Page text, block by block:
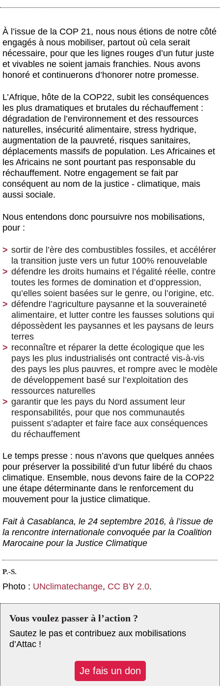
À l’issue de la COP 21, nous nous étions de notre côté
engagés à nous mobiliser, partout où cela serait
nécessaire, pour que les lignes rouges d’un futur juste
et vivables ne soient jamais franchies. Nous avons
honoré et continuerons d’honorer notre promesse.
L’Afrique, hôte de la COP22, subit les conséquences
les plus dramatiques et brutales du réchauffement :
dégradation de l’environnement et des ressources
naturelles, insécurité alimentaire, stress hydrique,
augmentation de la pauvreté, risques sanitaires,
déplacements massifs de population. Les Africaines et
les Africains ne sont pourtant pas responsable du
réchauffement. Notre engagement se fait par
conséquent au nom de la justice - climatique, mais
aussi sociale.
Nous entendons donc poursuivre nos mobilisations,
pour :
sortir de l’ère des combustibles fossiles, et accélérer
la transition juste vers un futur 100% renouvelable
défendre les droits humains et l’égalité réelle, contre
toutes les formes de domination et d’oppression,
qu’elles soient basées sur le genre, ou l’origine, etc.
défendre l’agriculture paysanne et la souveraineté
alimentaire, et lutter contre les fausses solutions qui
dépossèdent les paysannes et les paysans de leurs
terres
reconnaître et réparer la dette écologique que les
pays les plus industrialisés ont contracté vis-à-vis
des pays les plus pauvres, et rompre avec le modèle
de développement basé sur l’exploitation des
ressources naturelles
garantir que les pays du Nord assument leur
responsabilités, pour que nos communautés
puissent s’adapter et faire face aux conséquences
du réchauffement
Le temps presse : nous n’avons que quelques années
pour préserver la possibilité d’un futur libéré du chaos
climatique. Ensemble, nous devons faire de la COP22
une étape déterminante dans le renforcement du
mouvement pour la justice climatique.
Fait à Casablanca, le 24 septembre 2016, à l’issue de
la rencontre internationale convoquée par la Coalition
Marocaine pour la Justice Climatique
P.-S.
Photo : UNclimatechange, CC BY 2.0.
Vous voulez passer à l’action ?
Sautez le pas et contribuez aux mobilisations
d’Attac !
Je fais un don